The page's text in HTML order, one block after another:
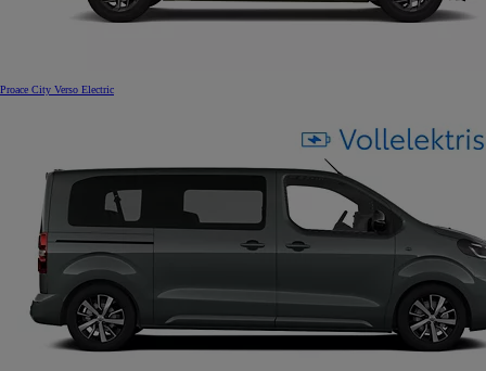
Proace City Verso Electric